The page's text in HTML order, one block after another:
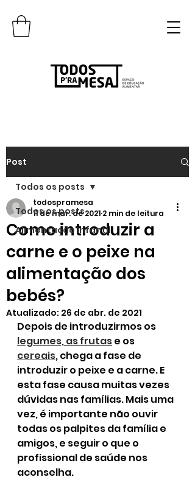
Post
Todos os posts
Alimentação Infantil
Todos os posts
Como introduzir a
carne e o peixe na
alimentação dos
bebés?
todospramesa
11 de mar. de 2021 2 min de leitura
Atualizado: 26 de abr. de 2021
Depois de introduzirmos os
legumes, as frutas e os
cereais, chega a fase de
introduzir o peixe e a carne. E
esta fase causa muitas vezes
dúvidas nas famílias. Mais uma
vez, é importante não ouvir
todas os palpites da família e
amigos, e seguir o que o
profissional de saúde nos
aconselha.